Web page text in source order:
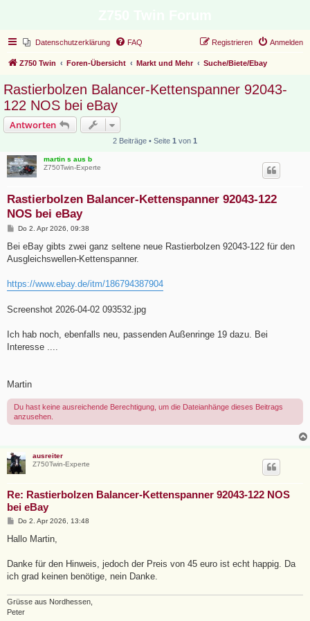
Datenschutzerklärung FAQ Anmelden
Registrieren
Z750 Twin Foren-Übersicht Markt und Mehr Suche/Biete/Ebay
Rastierbolzen Balancer-Kettenspanner 92043-
122 NOS bei eBay
Antworten
2 Beiträge • Seite 1 von 1
martin s aus b
Z750Twin-Experte
Rastierbolzen Balancer-Kettenspanner 92043-122
NOS bei eBay
B
i
r
Do 2. Apr 2026, 09:38
Bei eBay gibts zwei ganz seltene neue Rastierbolzen 92043-122 für den
Ausgleichswellen-Kettenspanner.
https://www.ebay.de/itm/186794387904
Screenshot 2026-04-02 093532.jpg
Ich hab noch, ebenfalls neu, passenden Außenringe 19 dazu. Bei
Interesse ....
Martin
Du hast keine ausreichende Berechtigung, um die Dateianhänge dieses Beitrags
anzusehen.
ausreiter
Z750Twin-Experte
Re: Rastierbolzen Balancer-Kettenspanner 92043-122 NOS
bei eBay
B
i
a
Do 2. Apr 2026, 13:48
Hallo Martin,
Danke für den Hinweis, jedoch der Preis von 45 euro ist echt happig. Da
ich grad keinen benötige, nein Danke.
Grüsse aus Nordhessen,
Peter